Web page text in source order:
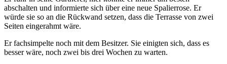
abschalten und informierte sich über eine neue Spalierrose. Er
würde sie so an die Rückwand setzen, dass die Terrasse von zwei
Seiten eingerahmt wäre.
Er fachsimpelte noch mit dem Besitzer. Sie einigten sich, dass es
besser wäre, noch zwei bis drei Wochen zu warten.